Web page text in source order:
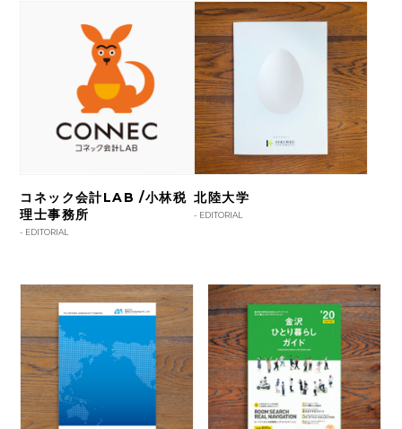
コネック会計LAB /小林税
理士事務所
- EDITORIAL
北陸大学
- EDITORIAL